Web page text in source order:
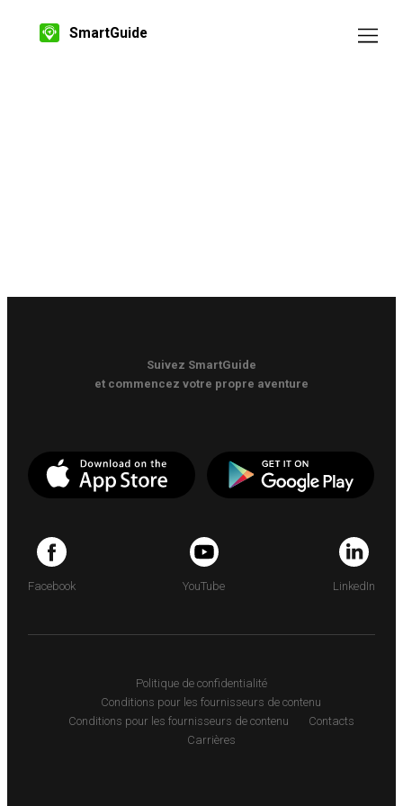
SmartGuide
Suivez SmartGuide
et commencez votre propre aventure
Facebook YouTube LinkedIn
Politique de confidentialité
Conditions pour les fournisseurs de contenu
Conditions pour les fournisseurs de contenu
Contacts
Carrières